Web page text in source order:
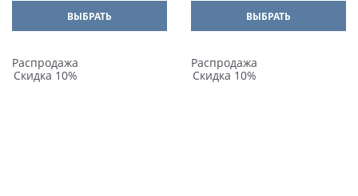
ВЫБРАТЬ ВЫБРАТЬ
Распродажа
Скидка 10%
Распродажа
Скидка 10%